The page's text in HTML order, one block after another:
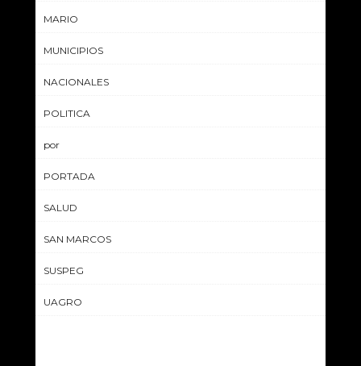
MARIO
MUNICIPIOS
NACIONALES
POLITICA
por
PORTADA
SALUD
SAN MARCOS
SUSPEG
UAGRO